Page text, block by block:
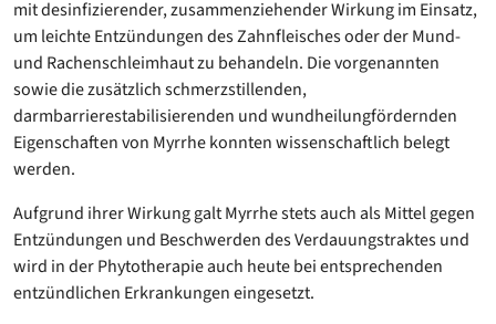
mit desinfizierender, zusammenziehender Wirkung im Einsatz,
um leichte Entzündungen des Zahnfleisches oder der Mund-
und Rachenschleimhaut zu behandeln. Die vorgenannten
sowie die zusätzlich schmerzstillenden,
darmbarrierestabilisierenden und wundheilungfördernden
Eigenschaften von Myrrhe konnten wissenschaftlich belegt
werden.
Aufgrund ihrer Wirkung galt Myrrhe stets auch als Mittel gegen
Entzündungen und Beschwerden des Verdauungstraktes und
wird in der Phytotherapie auch heute bei entsprechenden
entzündlichen Erkrankungen eingesetzt.